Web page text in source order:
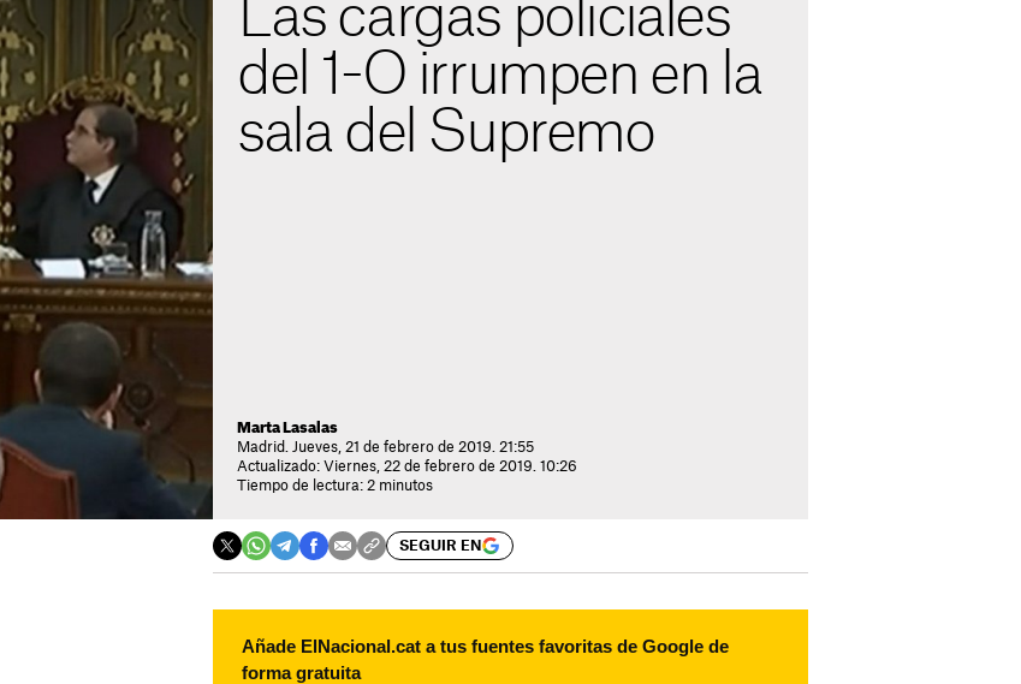
Las cargas policiales
del 1-O irrumpen en la
sala del Supremo
Marta Lasalas
Madrid. Jueves, 21 de febrero de 2019. 21:55
Actualizado: Viernes, 22 de febrero de 2019. 10:26
Tiempo de lectura: 2 minutos
SEGUIR EN
Añade ElNacional.cat a tus fuentes favoritas de Google de
forma gratuita